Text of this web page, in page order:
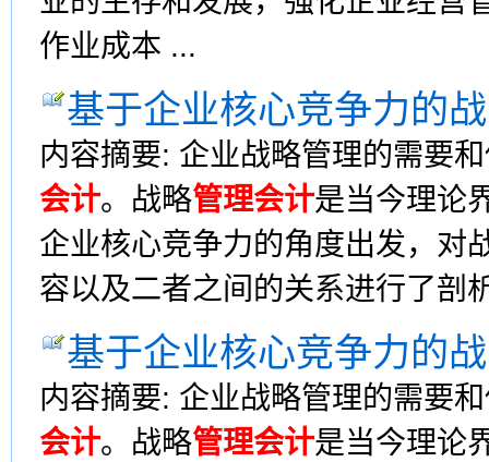
作业成本 ...
基于企业核心竞争力的
内容摘要: 企业战略管理的需要
会计。战略管理会计是当今理论
企业核心竞争力的角度出发，对
容以及二者之间的关系进行了剖
基于企业核心竞争力的
内容摘要: 企业战略管理的需要
会计。战略管理会计是当今理论